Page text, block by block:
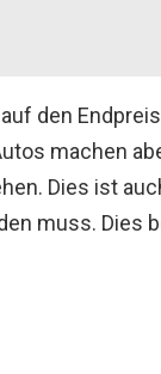
den
machen
Dies ist
muss. Dies